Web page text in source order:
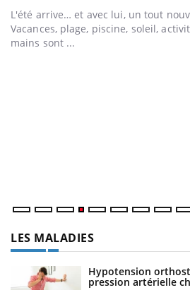
L'été arrive… et avec lui, un tout
Vacances, plage, piscine, soleil,
mains sont ...
LES MALADIES
Hypotension
pression artérielle